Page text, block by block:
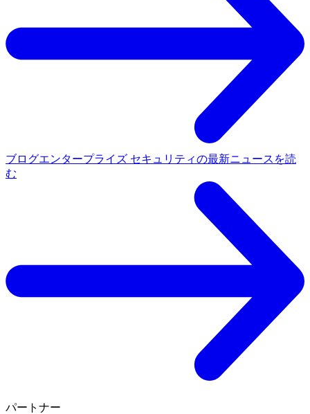
ブログエンタープライズ セキュリティの最新ニュースを読
む
パートナー